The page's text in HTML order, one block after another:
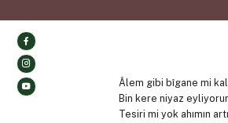
Âlem gibi bîgane mi
Bin kere niyaz
Tesiri mi yok ahımın